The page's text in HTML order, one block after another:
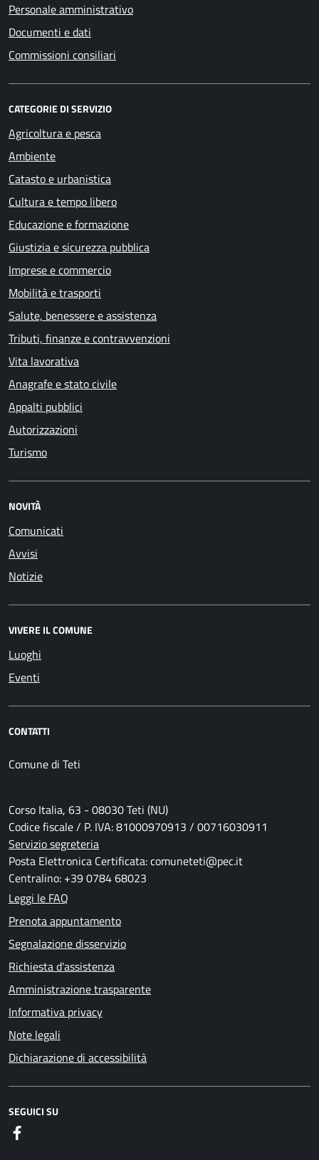
Personale amministrativo
Documenti e dati
Commissioni consiliari
CATEGORIE DI SERVIZIO
Agricoltura e pesca
Ambiente
Catasto e urbanistica
Cultura e tempo libero
Educazione e formazione
Giustizia e sicurezza pubblica
Imprese e commercio
Mobilità e trasporti
Salute, benessere e assistenza
Tributi, finanze e contravvenzioni
Vita lavorativa
Anagrafe e stato civile
Appalti pubblici
Autorizzazioni
Turismo
NOVITÀ
Comunicati
Avvisi
Notizie
VIVERE IL COMUNE
Luoghi
Eventi
CONTATTI
Comune di Teti
Corso Italia, 63 - 08030 Teti (NU)
Codice fiscale / P. IVA: 81000970913 / 00716030911
Servizio segreteria
Posta Elettronica Certificata: comuneteti@pec.it
Centralino: +39 0784 68023
Leggi le FAQ
Prenota appuntamento
Segnalazione disservizio
Richiesta d'assistenza
Amministrazione trasparente
Informativa privacy
Note legali
Dichiarazione di accessibilità
SEGUICI SU